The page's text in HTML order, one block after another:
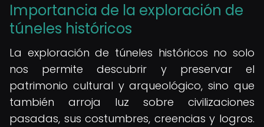
Importancia de la exploración de
túneles históricos
La exploración de túneles históricos no solo
nos permite descubrir y preservar el
patrimonio cultural y arqueológico, sino que
también arroja luz sobre civilizaciones
pasadas, sus costumbres, creencias y logros.